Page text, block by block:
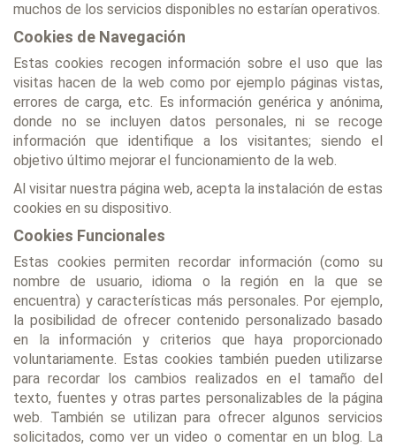
muchos de los servicios disponibles no estarían operativos.
Cookies de Navegación
Estas cookies recogen información sobre el uso que las
visitas hacen de la web como por ejemplo páginas vistas,
errores de carga, etc. Es información genérica y anónima,
donde no se incluyen datos personales, ni se recoge
información que identifique a los visitantes; siendo el
objetivo último mejorar el funcionamiento de la web.
Al visitar nuestra página web, acepta la instalación de estas
cookies en su dispositivo.
Cookies Funcionales
Estas cookies permiten recordar información (como su
nombre de usuario, idioma o la región en la que se
encuentra) y características más personales. Por ejemplo,
la posibilidad de ofrecer contenido personalizado basado
en la información y criterios que haya proporcionado
voluntariamente. Estas cookies también pueden utilizarse
para recordar los cambios realizados en el tamaño del
texto, fuentes y otras partes personalizables de la página
web. También se utilizan para ofrecer algunos servicios
solicitados, como ver un video o comentar en un blog. La